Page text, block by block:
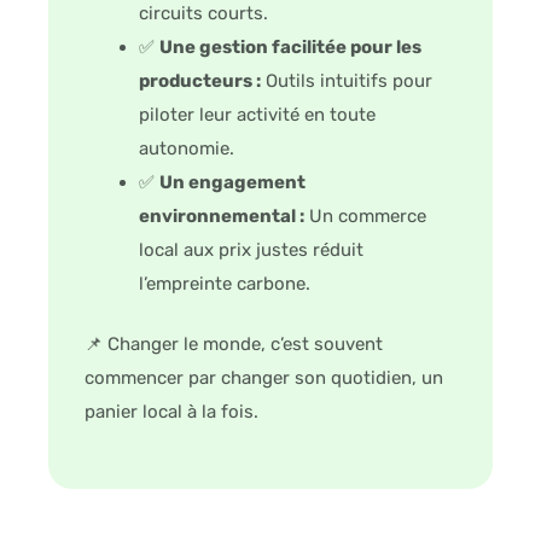
circuits courts.
✅ Une gestion facilitée pour les
producteurs : Outils intuitifs pour
piloter leur activité en toute
autonomie.
✅ Un engagement
environnemental : Un commerce
local aux prix justes réduit
l’empreinte carbone.
📌 Changer le monde, c’est souvent
commencer par changer son quotidien, un
panier local à la fois.